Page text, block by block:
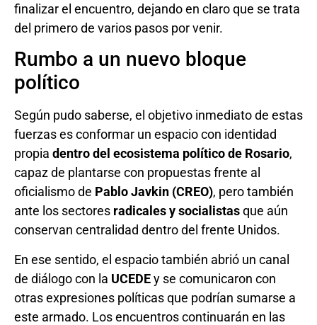
finalizar el encuentro, dejando en claro que se trata
del primero de varios pasos por venir.
Rumbo a un nuevo bloque
político
Según pudo saberse, el objetivo inmediato de estas
fuerzas es conformar un espacio con identidad
propia dentro del ecosistema político de Rosario,
capaz de plantarse con propuestas frente al
oficialismo de Pablo Javkin (CREO), pero también
ante los sectores radicales y socialistasque aún
conservan centralidad dentro del frente Unidos.
En ese sentido, el espacio también abrió un canal
de diálogo con la UCEDEy se comunicaron con
otras expresiones políticas que podrían sumarse a
este armado. Los encuentros continuarán en las